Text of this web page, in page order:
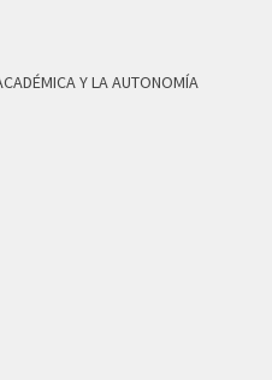
Y LA AUTONOMÍA